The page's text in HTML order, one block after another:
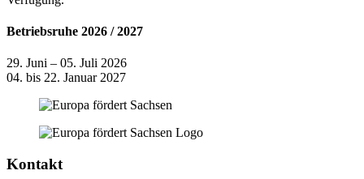
Betriebsruhe 2026 / 2027
29. Juni – 05. Juli 2026
04. bis 22. Januar 2027
Kontakt